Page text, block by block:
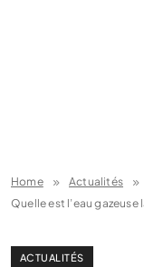
Home
Actualités
Quelle est l’eau
ACTUALITÉS